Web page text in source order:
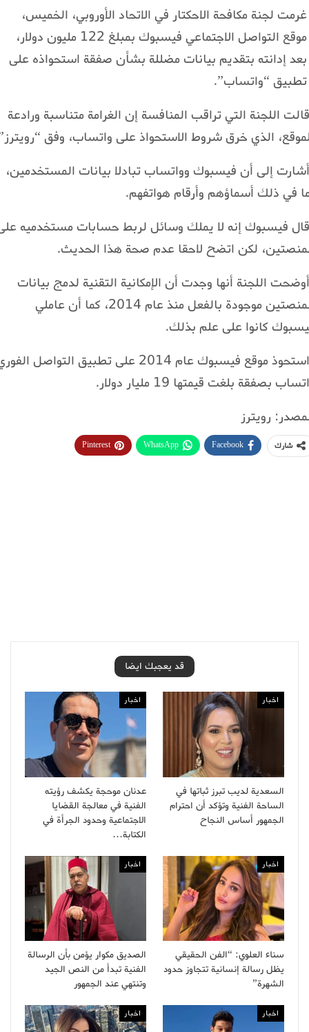
غرمت لجنة مكافحة الاحكتار في الاتحاد الأوروبي، الخميس،
موقع التواصل الاجتماعي فيسبوك بمبلغ 122 مليون دولار،
بعد إدانته بتقديم بيانات مضللة بشأن صفقة استحواذه على
تطبيق “واتساب”.
اللجنة التي تراقب المنافسة إن الغرامة متناسبة ورادعة
الذي خرق شروط الاستحواذ على واتساب، وفق
إلى أن فيسبوك وواتساب تبادلا بيانات المستخدمين،
في ذلك أسماؤهم وأرقام هواتفهم.
فيسبوك إنه لا يملك وسائل لربط حسابات مستخدميه
لكن اتضح لاحقا عدم صحة هذا الحديث.
اللجنة أنها وجدت أن الإمكانية التقنية لدمج بيانات
المنصتين موجودة بالفعل منذ عام 2014، كما أن عاملي
كانوا على علم بذلك.
واستحوذ موقع فيسبوك عام 2014 على تطبيق التواصل
بصفقة بلغت قيمتها 19 مليار دولار.
رويترز
شارك Facebook
WhatsApp
Pinterest
قد يعجبك ايضا
اخبار
السعدية لديب تبرز ثباتها في
الساحة الفنية وتؤكد أن احترام
الجمهور أساس النجاح
اخبار
عدنان موحجة يكشف رؤيته
الفنية في معالجة القضايا
الاجتماعية وحدود الجرأة في
الكتابة…
اخبار
سناء العلوي: “الفن الحقيقي
يظل رسالة إنسانية تتجاوز حدود
الشهرة”
اخبار
الصديق مكوار يؤمن بأن الرسالة
الفنية تبدأ من النص الجيد
وتنتهي عند الجمهور
اخبار اخبار